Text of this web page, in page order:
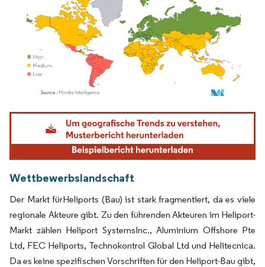
Bild © Mordor Intelligence. Wiederverwendung erfordert Namensnennung gemäß
Wettbewerbslandschaft
Der Markt fürHeliports (Bau) ist stark fragmentiert, da es viele
regionale Akteure gibt. Zu den führenden Akteuren im Heliport-
Markt zählen Heliport SystemsInc., Aluminium Offshore Pte
Ltd, FEC Heliports, Technokontrol Global Ltd und Helitecnica.
Da es keine spezifischen Vorschriften für den Heliport-Bau gibt,